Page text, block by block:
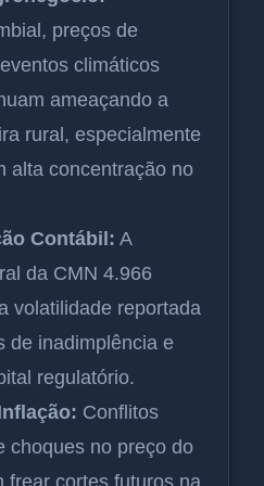
preços de
climáticos
ameaçando a
rural, especialmente
alta concentração no
Contábil: A
da CMN 4.966
volatilidade reportada
de inadimplência e
regulatório.
Conflitos
choques no preço do
frear cortes futuros na